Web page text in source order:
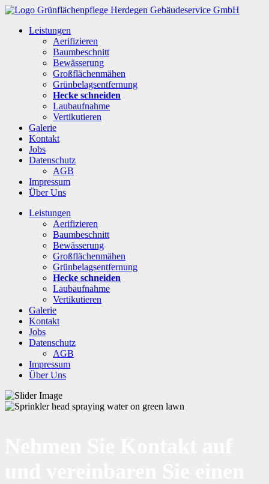
Leistungen
Aerifizieren
Baumbeschnitt
Bewässerung
Großflächenmähen
Grünbelagsentfernung
Hecke schneiden
Laubaufnahme
Vertikutieren
Galerie
Kontakt
Jobs
Datenschutz
AGB
Impressum
Über Uns
Leistungen
Aerifizieren
Baumbeschnitt
Bewässerung
Großflächenmähen
Grünbelagsentfernung
Hecke schneiden
Laubaufnahme
Vertikutieren
Galerie
Kontakt
Jobs
Datenschutz
AGB
Impressum
Über Uns